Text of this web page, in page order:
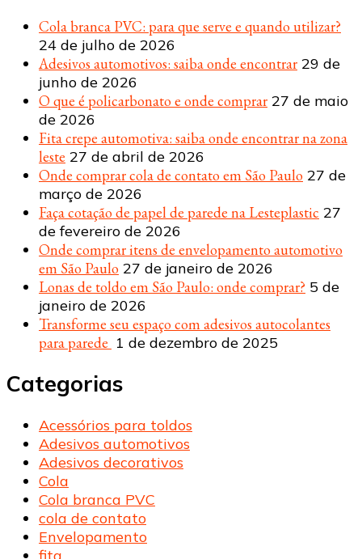
Cola branca PVC: para que serve e quando utilizar?
24 de julho de 2026
Adesivos automotivos: saiba onde encontrar 29 de
junho de 2026
O que é policarbonato e onde comprar 27 de maio
de 2026
Fita crepe automotiva: saiba onde encontrar na zona
leste 27 de abril de 2026
Onde comprar cola de contato em São Paulo 27 de
março de 2026
Faça cotação de papel de parede na Lesteplastic 27
de fevereiro de 2026
Onde comprar itens de envelopamento automotivo
em São Paulo 27 de janeiro de 2026
Lonas de toldo em São Paulo: onde comprar? 5 de
janeiro de 2026
Transforme seu espaço com adesivos autocolantes
para parede 1 de dezembro de 2025
Categorias
Acessórios para toldos
Adesivos automotivos
Adesivos decorativos
Cola
Cola branca PVC
cola de contato
Envelopamento
fita